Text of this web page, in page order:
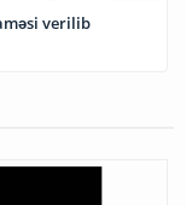
verilib